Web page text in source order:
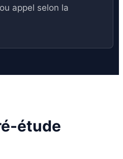
appel selon la
étude